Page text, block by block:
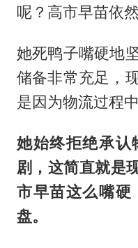
呢？高市早苗依
她死鸭子嘴硬地
储备非常充足，
是因为物流过程
她始终拒绝承认
剧，这简直就是
市早苗这么嘴硬
盘。